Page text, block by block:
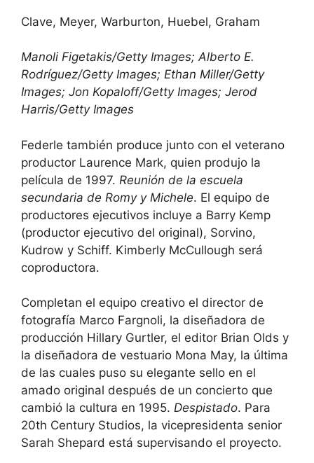
Clave, Meyer, Warburton, Huebel, Graham
Manoli Figetakis/Getty Images; Alberto E.
Rodríguez/Getty Images; Ethan Miller/Getty
Images; Jon Kopaloff/Getty Images; Jerod
Harris/Getty Images
Federle también produce junto con el veterano
productor Laurence Mark, quien produjo la
película de 1997. Reunión de la escuela
secundaria de Romy y Michele. El equipo de
productores ejecutivos incluye a Barry Kemp
(productor ejecutivo del original), Sorvino,
Kudrow y Schiff. Kimberly McCullough será
coproductora.
Completan el equipo creativo el director de
fotografía Marco Fargnoli, la diseñadora de
producción Hillary Gurtler, el editor Brian Olds y
la diseñadora de vestuario Mona May, la última
de las cuales puso su elegante sello en el
amado original después de un concierto que
cambió la cultura en 1995. Despistado. Para
20th Century Studios, la vicepresidenta senior
Sarah Shepard está supervisando el proyecto.